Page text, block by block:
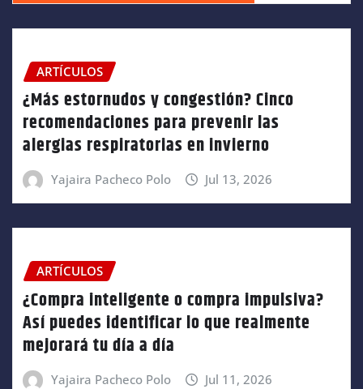
ARTÍCULOS
¿Más estornudos y congestión? Cinco
recomendaciones para prevenir las
alergias respiratorias en invierno
Yajaira Pacheco Polo Jul 13, 2026
ARTÍCULOS
¿Compra inteligente o compra impulsiva?
Así puedes identificar lo que realmente
mejorará tu día a día
Yajaira Pacheco Polo Jul 11, 2026